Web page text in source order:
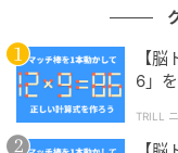
問題制作：株式会
【
6」
TRILL